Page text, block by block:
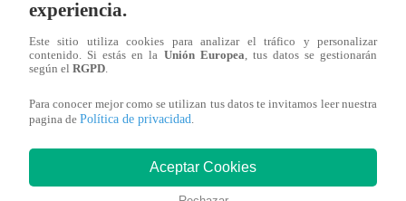
También te puede
interesar
experiencia.
Este sitio utiliza cookies para analizar el tráfico y personalizar
contenido. Si estás en la Unión Europea , tus datos se gestionarán
según el RGPD
Para conocer mejor como se utilizan tus datos te invitamos leer nuestra
pagina de Política de privacidad
Aceptar Cookies